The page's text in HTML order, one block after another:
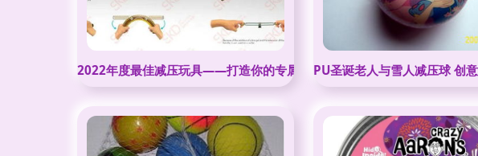
2022年度最佳减压玩具——打造你的专属DIY作品集PU圣诞老人与雪人减压球 创